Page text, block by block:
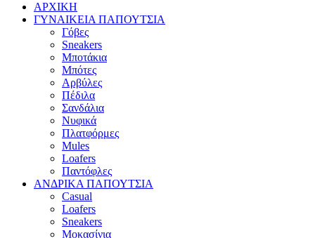
ΑΡΧΙΚΗ
ΓΥΝΑΙΚΕΙΑ ΠΑΠΟΥΤΣΙΑ
Γόβες
Sneakers
Μποτάκια
Μπότες
Αρβύλες
Πέδιλα
Σανδάλια
Νυφικά
Πλατφόρμες
Mules
Loafers
Παντόφλες
ΑΝΔΡΙΚΑ ΠΑΠΟΥΤΣΙΑ
Casual
Loafers
Sneakers
Μοκασίνια